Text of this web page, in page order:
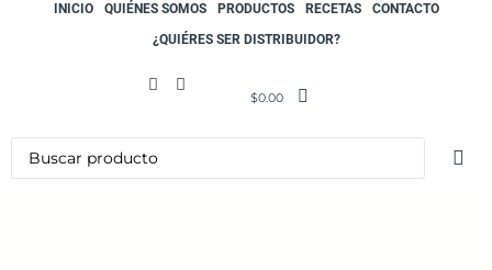
INICIO QUIÉNES SOMOS PRODUCTOS RECETAS
CONTACTO
¿QUIÉRES SER DISTRIBUIDOR?
$0.00